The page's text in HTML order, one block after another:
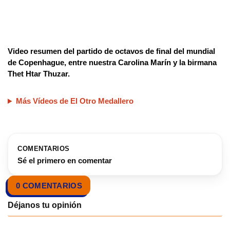
Video resumen del partido de octavos de final del mundial
de Copenhague, entre nuestra Carolina Marín y la birmana
Thet Htar Thuzar.
Más Vídeos de El Otro Medallero
COMENTARIOS
Sé el primero en comentar
0 COMENTARIOS